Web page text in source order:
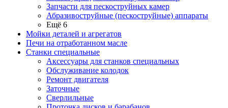
Запчасти для пескоструйных камер
Абразивоструйные (пескоструйные) аппараты
Ещё 6
Мойки деталей и агрегатов
Печи на отработанном масле
Станки специальные
Аксессуары для станков специальных
Обслуживание колодок
Ремонт двигателя
Заточные
Сверлильные